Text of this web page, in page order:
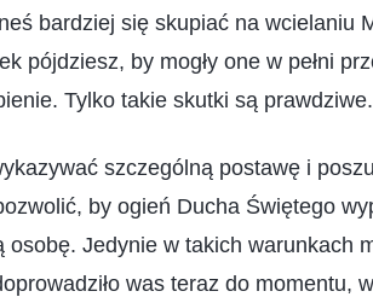
bardziej się skupiać na wcielaniu
pójdziesz, by mogły one w pełni
Tylko takie skutki są prawdziwe.
szczególną postawę i
by ogień Ducha Świętego
Jedynie w takich warunkach
was teraz do momentu,